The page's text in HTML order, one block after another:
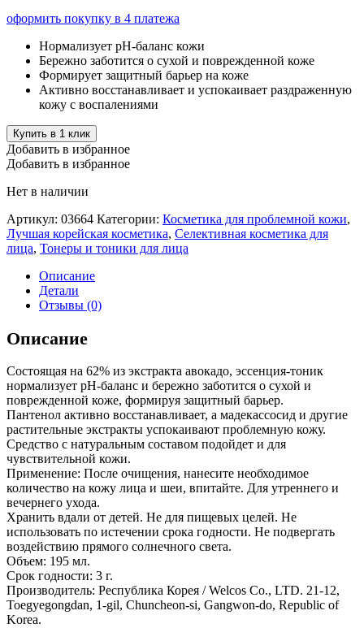
оформить покупку в 4 платежа
Нормализует pH-баланс кожи
Бережно заботится о сухой и поврежденной коже
Формирует защитный барьер на коже
Активно восстанавливает и успокаивает раздраженную
кожу с воспалениями
Купить в 1 клик
Добавить в избранное
Добавить в избранное
Нет в наличии
Артикул: 03664 Категории: Косметика для проблемной кожи,
Лучшая корейская косметика, Селективная косметика для
лица, Тонеры и тоники для лица
Описание
Детали
Отзывы (0)
Описание
Состоящая на 62% из экстракта авокадо, эссенция-тоник
нормализует pH-баланс и бережно заботится о сухой и
поврежденной коже, формируя защитный барьер.
Пантенол активно восстанавливает, а мадекассосид и другие
растительные экстракты успокаивают проблемную кожу.
Средство с натуральным составом подойдет и для
чувствительной кожи.
Применение: После очищения, нанесите необходимое
количество на кожу лица и шеи, впитайте. Для утреннего и
вечернего ухода.
Хранить вдали от детей. Не для пищевых целей. Не
использовать по истечении срока годности. Не подвергать
воздействию прямого солнечного света.
Объем: 195 мл.
Срок годности: 3 г.
Производитель: Республика Корея / Welcos Co., LTD. 21-12,
Toegyegongdan, 1-gil, Chuncheon-si, Gangwon-do, Republic of
Korea.